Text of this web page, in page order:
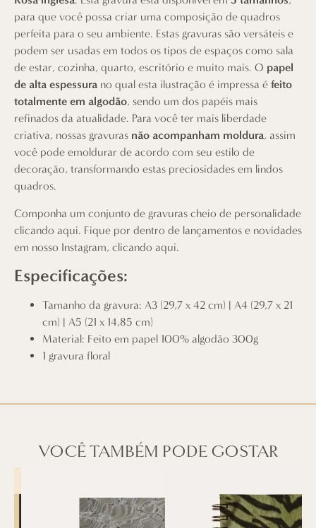
para que você possa criar uma composição de quadros
perfeita para o seu ambiente. Estas gravuras são versáteis e
podem ser usadas em todos os tipos de espaços como sala
de estar, cozinha, quarto, escritório e muito mais. O papel
de alta espessura no qual esta ilustração é impressa é feito
totalmente em algodão, sendo um dos papéis mais
refinados da atualidade. Para você ter mais liberdade
criativa, nossas gravuras não acompanham moldura, assim
você pode emoldurar de acordo com seu estilo de
decoração, transformando estas preciosidades em lindos
quadros.
Componha um conjunto de gravuras cheio de personalidade
clicando aqui. Fique por dentro de lançamentos e novidades
em nosso Instagram, clicando aqui.
Especificações:
Tamanho da gravura: A3 (29,7 x 42 cm) | A4 (29,7 x 21
cm) | A5 (21 x 14,85 cm)
Material: Feito em papel 100% algodão 300g
1 gravura floral
VOCÊ TAMBÉM PODE GOSTAR